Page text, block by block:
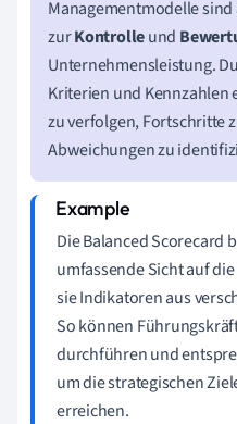
Managementmodelle
zurKontrolleund
Unternehmensleistung.
Kriterien und Kennzahlen
zu verfolgen, Fortschritte
Abweichungen zu
Die Balanced Scorecard
umfassende Sicht auf
sie Indikatoren aus
So können
durchführen und
um die strategischen
erreichen.